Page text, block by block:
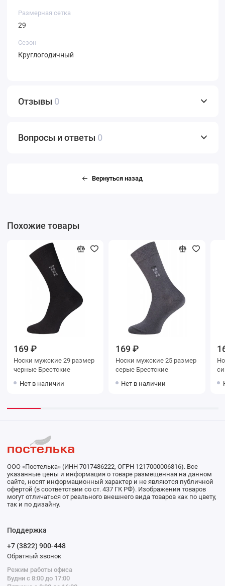
Размерная сетка
29
Сезон
Круглогодичный
Отзывы 0
Вопросы и ответы 0
Вернуться назад
Похожие товары
169 ₽
Носки мужские 29 размер
черные Брестские
Нет в наличии
169 ₽
Носки мужские 25 размер
серые Брестские
Нет в наличии
Носки
ООО «Постелька» (ИНН 7017486222, ОГРН 1217000006816). Все
указанные цены и информация о товаре размещенная на данном
сайте, носят информационный характер и не являются публичной
офертой (в соответствии со ст. 437 ГК РФ). Изображения товаров
могут отличаться от реального внешнего вида товаров как по цвету,
так и по дизайну.
Поддержка
+7 (3822) 900-448
Обратный звонок
Режим работы офиса
Будни с 8:00 до 17:00